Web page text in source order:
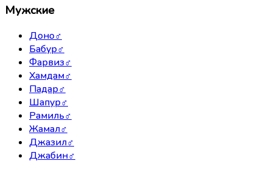
Мужские
Доно♂
Бабур♂
Фарвиз♂
Хамдам♂
Падар♂
Шапур♂
Рамиль♂
Жамал♂
Джазил♂
Джабин♂